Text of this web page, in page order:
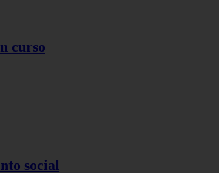
curso
social